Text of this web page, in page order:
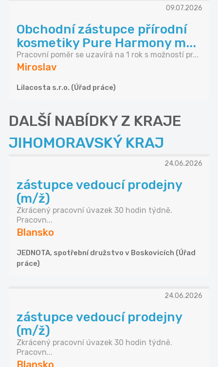
09.07.2026
Obchodní zástupce přírodní
kosmetiky Pure Harmony m...
Pracovní poměr se uzavírá na 1 rok s možností pr...
Miroslav
Lilacosta s.r.o. (Úřad práce)
DALŠÍ NABÍDKY Z KRAJE
JIHOMORAVSKÝ KRAJ
24.06.2026
zástupce vedoucí prodejny
(m/ž)
Zkrácený pracovní úvazek 30 hodin týdně.
Pracovn...
Blansko
JEDNOTA, spotřební družstvo v Boskovicích (Úřad
práce)
24.06.2026
zástupce vedoucí prodejny
(m/ž)
Zkrácený pracovní úvazek 30 hodin týdně.
Pracovn...
Blansko